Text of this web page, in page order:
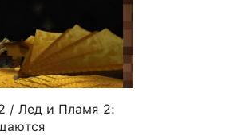
/ Лед и Пламя 2: